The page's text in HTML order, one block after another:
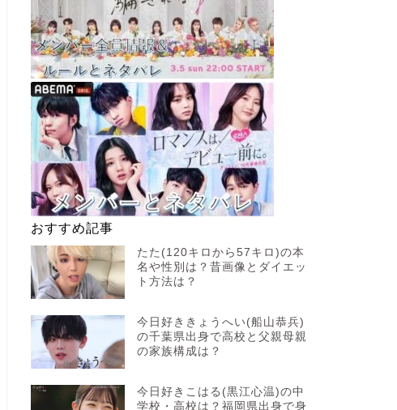
おすすめ記事
たた(120キロから57キロ)の本
名や性別は？昔画像とダイエッ
ト方法は？
今日好ききょうへい(船山恭兵)
の千葉県出身で高校と父親母親
の家族構成は？
今日好きこはる(黒江心温)の中
学校・高校は？福岡県出身で身